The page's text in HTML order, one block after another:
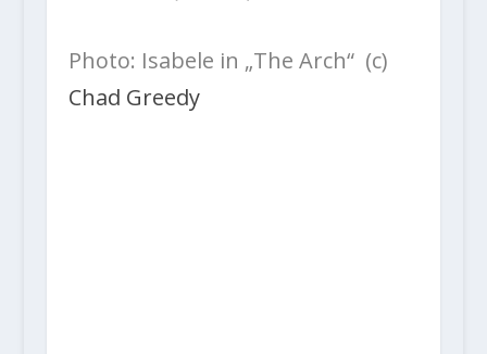
Photo: Isabele in „The Arch“ (c)
Chad Greedy